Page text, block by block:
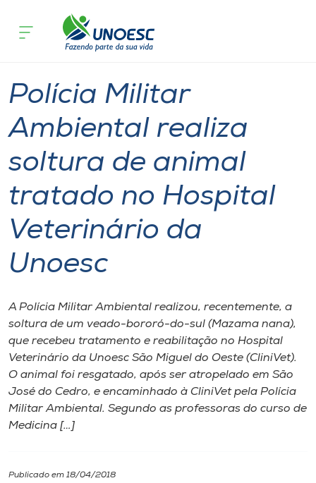
Cursos
Pesquisa
Atendimento ao Estudante
Portal de Ensino
Unoesc
Internacionalização
I.nova
Diplomados
Cultura
CPA
acontece
Polícia Militar
Ambiental realiza
soltura de animal
tratado no Hospital
Veterinário da
Unoesc
A Polícia Militar Ambiental realizou, recentemente, a
soltura de um veado-bororó-do-sul (Mazama nana),
que recebeu tratamento e reabilitação no Hospital
Veterinário da Unoesc São Miguel do Oeste (CliniVet).
O animal foi resgatado, após ser atropelado em São
José do Cedro, e encaminhado à CliniVet pela Polícia
Militar Ambiental. Segundo as professoras do curso de
Medicina […]
Publicado em 18/04/2018